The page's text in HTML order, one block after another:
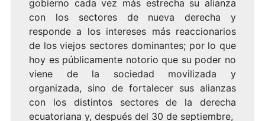
gobierno cada vez más estrecha su alianza
con los sectores de nueva derecha y
responde a los intereses más reaccionarios
de los viejos sectores dominantes; por lo que
hoy es públicamente notorio que su poder no
viene de la sociedad movilizada y
organizada, sino de fortalecer sus alianzas
con los distintos sectores de la derecha
ecuatoriana y, después del 30 de septiembre,